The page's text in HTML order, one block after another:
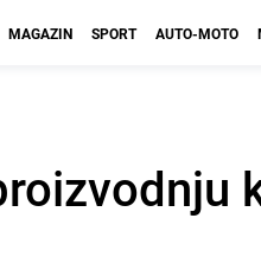
MAGAZIN SPORT AUTO-MOTO